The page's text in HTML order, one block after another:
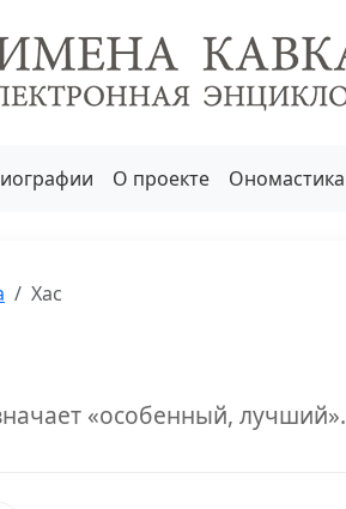
О проекте Ономастика
Хас
«особенный, лучший».